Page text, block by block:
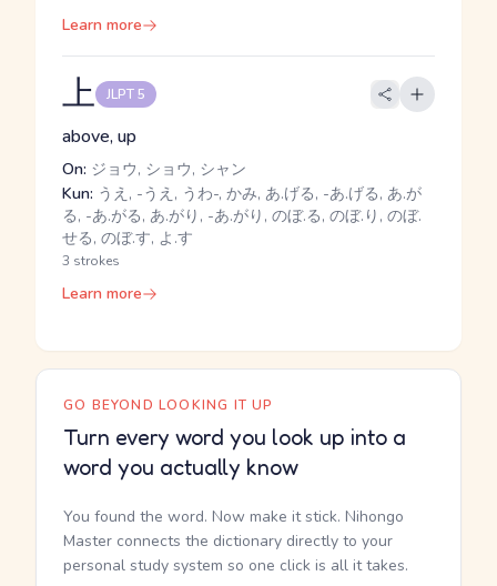
Learn more
上 JLPT 5
above, up
On: ジョウ, ショウ, シャン
Kun: うえ, -うえ, うわ-, かみ, あ.げる, -あ.げる, あ.が
る, -あ.がる, あ.がり, -あ.がり, のぼ.る, のぼ.り, のぼ.
せる, のぼ.す, よ.す
3 strokes
Learn more
GO BEYOND LOOKING IT UP
Turn every word you look up into a
word you actually know
You found the word. Now make it stick. Nihongo
Master connects the dictionary directly to your
personal study system so one click is all it takes.